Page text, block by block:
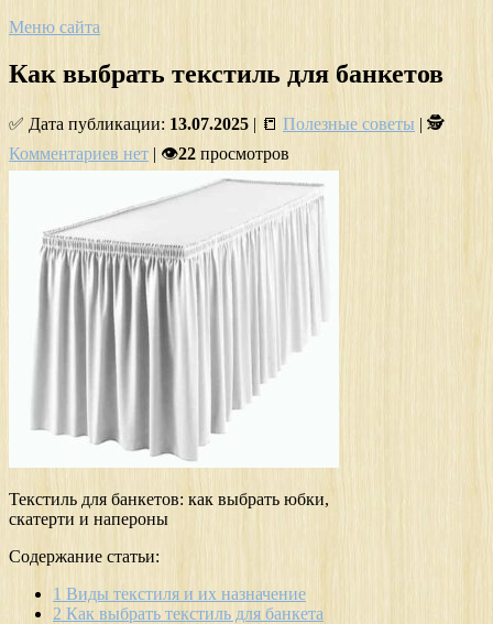
Меню сайта
Как выбрать текстиль для банкетов
✅ Дата публикации: 13.07.2025 | 📒 Полезные советы | 🕵
Комментариев нет | 👁22 просмотров
Текстиль для банкетов: как выбрать юбки,
скатерти и напероны
Содержание статьи:
1 Виды текстиля и их назначение
2 Как выбрать текстиль для банкета